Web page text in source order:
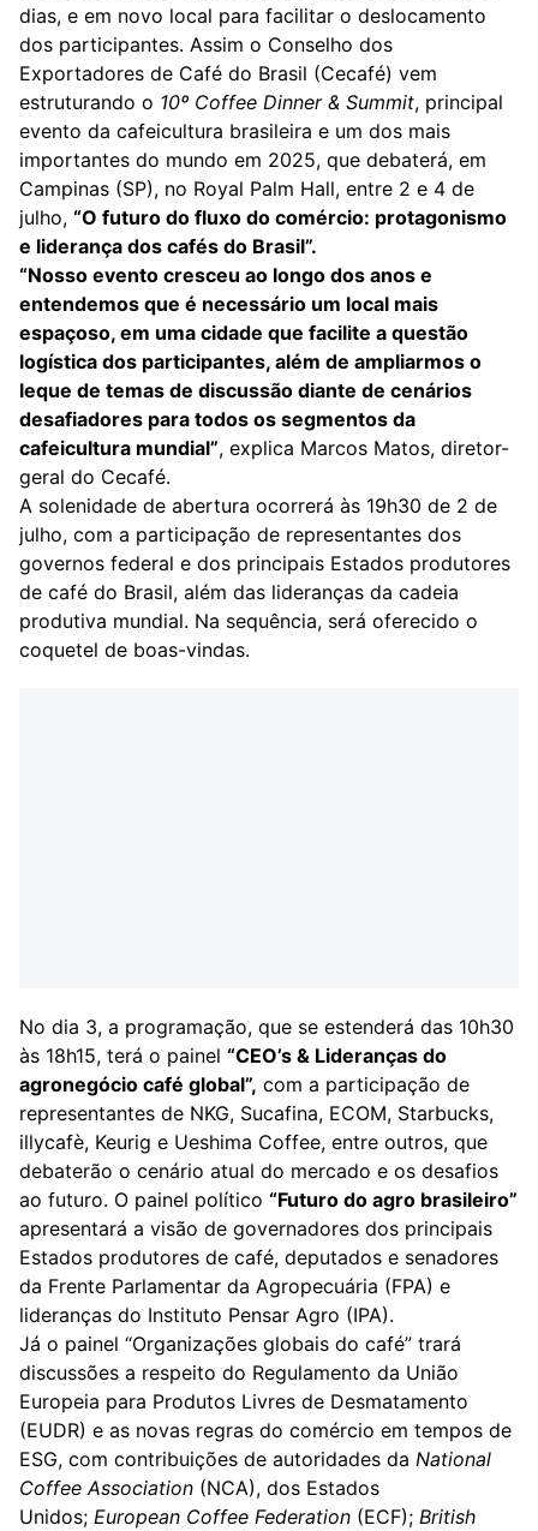
dias, e em novo local para facilitar o deslocamento
dos participantes. Assim o Conselho dos
Exportadores de Café do Brasil (Cecafé) vem
estruturando o 10º Coffee Dinner & Summit, principal
evento da cafeicultura brasileira e um dos mais
importantes do mundo em 2025, que debaterá, em
Campinas (SP), no Royal Palm Hall, entre 2 e 4 de
julho, “O futuro do fluxo do comércio: protagonismo
e liderança dos cafés do Brasil”.
“Nosso evento cresceu ao longo dos anos e
entendemos que é necessário um local mais
espaçoso, em uma cidade que facilite a questão
logística dos participantes, além de ampliarmos o
leque de temas de discussão diante de cenários
desafiadores para todos os segmentos da
cafeicultura mundial”, explica Marcos Matos, diretor-
geral do Cecafé.
A solenidade de abertura ocorrerá às 19h30 de 2 de
julho, com a participação de representantes dos
governos federal e dos principais Estados produtores
de café do Brasil, além das lideranças da cadeia
produtiva mundial. Na sequência, será oferecido o
coquetel de boas-vindas.
No dia 3, a programação, que se estenderá das 10h30
às 18h15, terá o painel “CEO’s & Lideranças do
agronegócio café global”, com a participação de
representantes de NKG, Sucafina, ECOM, Starbucks,
illycafè, Keurig e Ueshima Coffee, entre outros, que
debaterão o cenário atual do mercado e os desafios
ao futuro. O painel político “Futuro do agro brasileiro”
apresentará a visão de governadores dos principais
Estados produtores de café, deputados e senadores
da Frente Parlamentar da Agropecuária (FPA) e
lideranças do Instituto Pensar Agro (IPA).
Já o painel “Organizações globais do café” trará
discussões a respeito do Regulamento da União
Europeia para Produtos Livres de Desmatamento
(EUDR) e as novas regras do comércio em tempos de
ESG, com contribuições de autoridades da National
Coffee Association (NCA), dos Estados
Unidos; European Coffee Federation (ECF); British